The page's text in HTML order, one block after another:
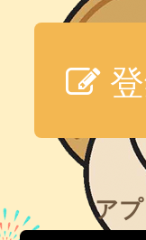
登
ア